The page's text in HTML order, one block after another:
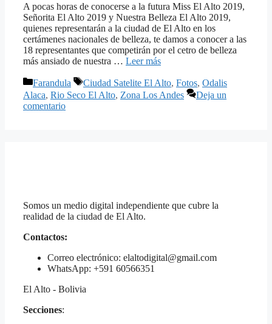
A pocas horas de conocerse a la futura Miss El Alto 2019,
Señorita El Alto 2019 y Nuestra Belleza El Alto 2019,
quienes representarán a la ciudad de El Alto en los
certámenes nacionales de belleza, te damos a conocer a las
18 representantes que competirán por el cetro de belleza
más ansiado de nuestra … Leer más
Categorías
Farandula Etiquetas
Ciudad Satelite El Alto, Fotos, Odalis
Alaca, Rio Seco El Alto, Zona Los Andes
Deja un
comentario
Somos un medio digital independiente que cubre la
realidad de la ciudad de El Alto.
Contactos:
Correo electrónico: elaltodigital@gmail.com
WhatsApp: +591 60566351
El Alto - Bolivia
Secciones: